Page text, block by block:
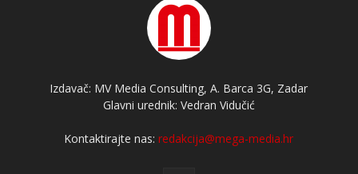
Izdavač: MV Media Consulting, A. Barca 3G, Zadar
Glavni urednik: Vedran Vidučić
Kontaktirajte nas:redakcija@mega-media.hr